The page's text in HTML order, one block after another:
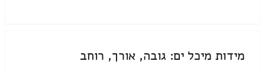
מידות מיכל ים: גובה, אורך, רוחב